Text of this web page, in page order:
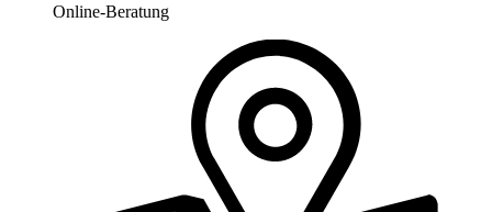
Online-Beratung